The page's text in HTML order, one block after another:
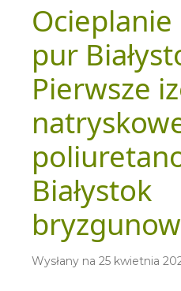
pur
Pierwsze
Białystok
Wysłany na 25 kwietnia